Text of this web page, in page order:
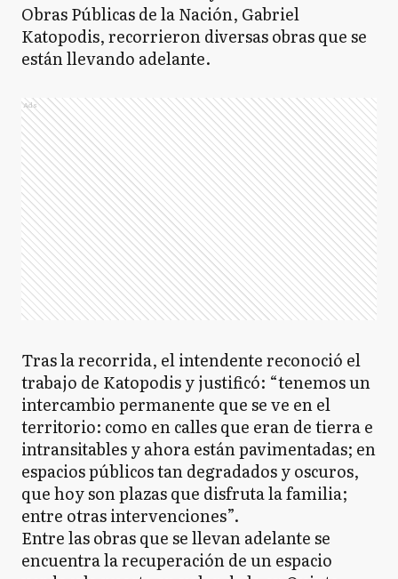
Obras Públicas de la Nación, Gabriel
Katopodis, recorrieron diversas obras que se
están llevando adelante.
Ads
Tras la recorrida, el intendente reconoció el
trabajo de Katopodis y justificó: “tenemos un
intercambio permanente que se ve en el
territorio: como en calles que eran de tierra e
intransitables y ahora están pavimentadas; en
espacios públicos tan degradados y oscuros,
que hoy son plazas que disfruta la familia;
entre otras intervenciones”.
Entre las obras que se llevan adelante se
encuentra la recuperación de un espacio